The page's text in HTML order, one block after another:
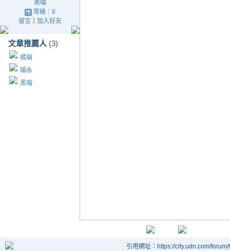
黑喵
等級：8
留言｜ 加入好友
文章推薦人 (3)
橘貓
喵永
黑喵
引用網址：https://city.udn.com/